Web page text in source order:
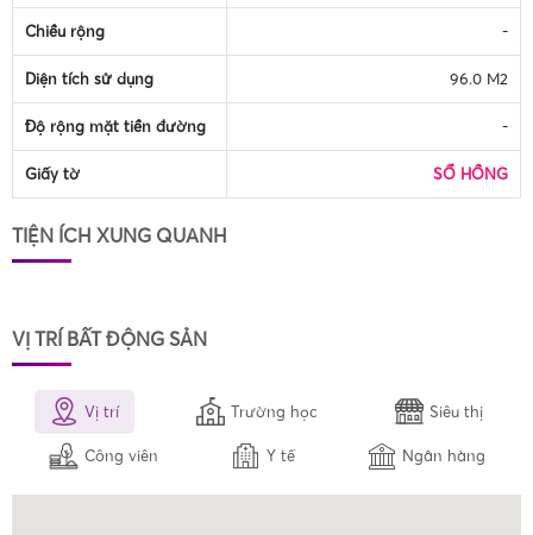
Chiều rộng -
Diện tích sử dụng 96.0 M2
Độ rộng mặt tiền đường -
Giấy tờ SỔ HỒNG
TIỆN ÍCH XUNG QUANH
VỊ TRÍ BẤT ĐỘNG SẢN
Vị trí Trường học Siêu thị
Công viên Y tế Ngân hàng